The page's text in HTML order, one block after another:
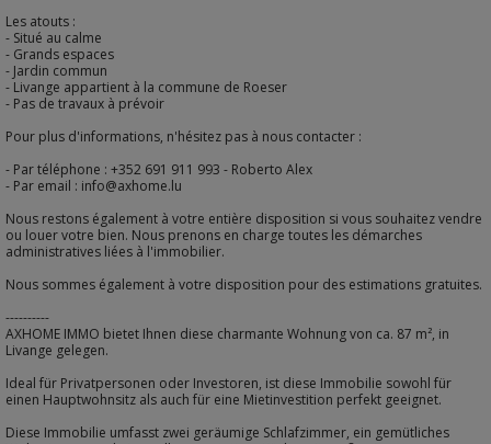
Les atouts :
- Situé au calme
- Grands espaces
- Jardin commun
- Livange appartient à la commune de Roeser
- Pas de travaux à prévoir
Pour plus d'informations, n'hésitez pas à nous contacter :
- Par téléphone : +352 691 911 993 - Roberto Alex
- Par email : info@axhome.lu
Nous restons également à votre entière disposition si vous souhaitez vendre
ou louer votre bien. Nous prenons en charge toutes les démarches
administratives liées à l'immobilier.
Nous sommes également à votre disposition pour des estimations gratuites.
----------
AXHOME IMMO bietet Ihnen diese charmante Wohnung von ca. 87 m², in
Livange gelegen.
Ideal für Privatpersonen oder Investoren, ist diese Immobilie sowohl für
einen Hauptwohnsitz als auch für eine Mietinvestition perfekt geeignet.
Diese Immobilie umfasst zwei geräumige Schlafzimmer, ein gemütliches